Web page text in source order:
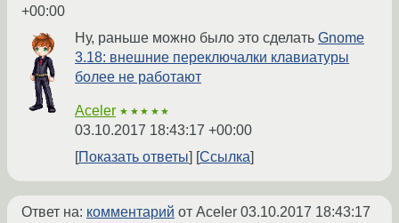
+00:00
Ну, раньше можно было это сделать Gnome
3.18: внешние переключалки клавиатуры
более не работают
Aceler ★★★★★
03.10.2017 18:43:17 +00:00
Показать ответы
Ссылка
Ответ на: комментарий от Aceler 03.10.2017 18:43:17